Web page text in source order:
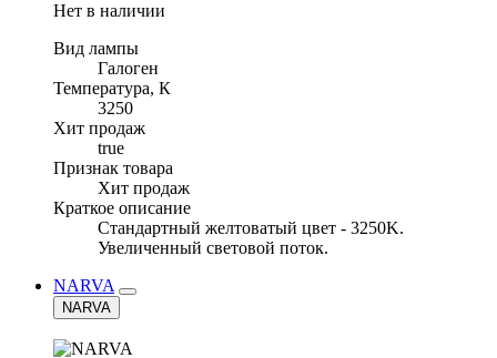
Нет в наличии
Вид лампы
Галоген
Температура, К
3250
Хит продаж
true
Признак товара
Хит продаж
Краткое описание
Стандартный желтоватый цвет - 3250K.
Увеличенный световой поток.
NARVA
NARVA